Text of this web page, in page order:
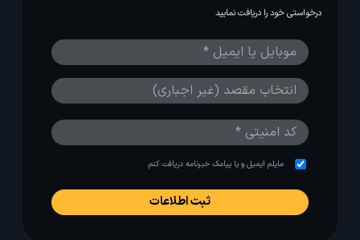
درخواستی خود را دریافت نمایید
مایلم ایمیل و یا پیامک خبرنامه دریافت کنم.